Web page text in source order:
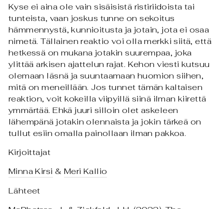
Kyse ei aina ole vain sisäisistä ristiriidoista tai
tunteista, vaan joskus tunne on sekoitus
hämmennystä, kunnioitusta ja jotain, jota ei osaa
nimetä. Tällainen reaktio voi olla merkki siitä, että
hetkessä on mukana jotakin suurempaa, joka
ylittää arkisen ajattelun rajat. Kehon viesti kutsuu
olemaan läsnä ja suuntaamaan huomion siihen,
mitä on meneillään. Jos tunnet tämän kaltaisen
reaktion, voit kokeilla viipyillä siinä ilman kiirettä
ymmärtää. Ehkä juuri silloin olet askeleen
lähempänä jotakin olennaista ja jokin tärkeä on
tullut esiin omalla painollaan ilman pakkoa.
Kirjoittajat
Minna Kirsi & Meri Kallio
Lähteet